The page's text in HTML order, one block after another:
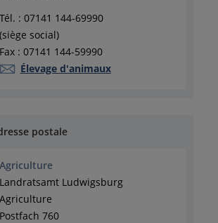
Tél. : 07141 144-69990
(siège social)
Fax : 07141 144-59990
Élevage d'animaux
postale
Agriculture
Landratsamt Ludwigsburg
Agriculture
Postfach 760